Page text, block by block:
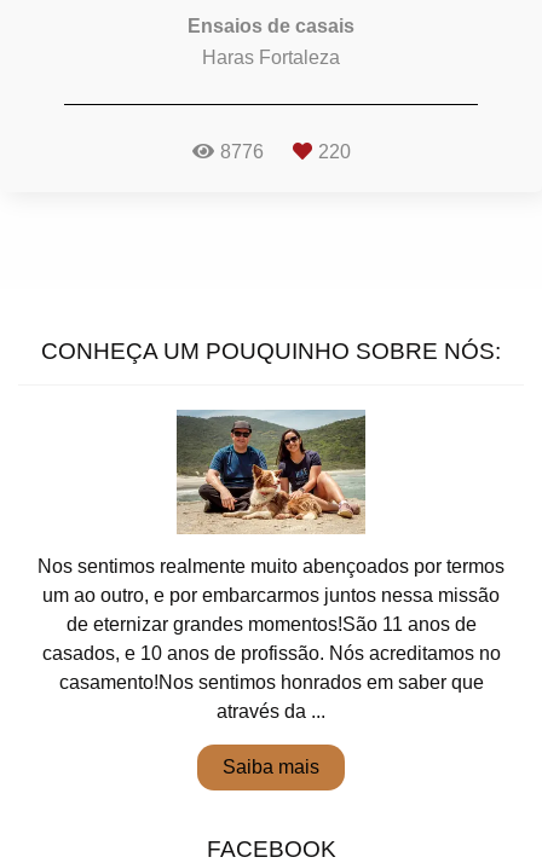
Ensaios de casais
Haras Fortaleza
8776 220
CONHEÇA UM POUQUINHO SOBRE NÓS:
Nos sentimos realmente muito abençoados por termos
um ao outro, e por embarcarmos juntos nessa missão
de eternizar grandes momentos!São 11 anos de
casados, e 10 anos de profissão. Nós acreditamos no
casamento!Nos sentimos honrados em saber que
através da ...
Saiba mais
FACEBOOK